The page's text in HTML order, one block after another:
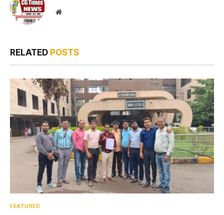
Website
RELATED POSTS
FEATURED